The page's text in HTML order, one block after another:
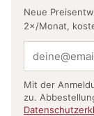
Neue
2×/Monat,
Mit der
zu.